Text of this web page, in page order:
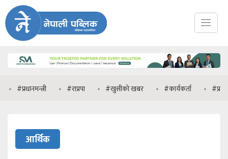
#राप्रपा #खुसीको खबर #कार्यकर्ता #प्रधानमन्त्री
आर्थिक